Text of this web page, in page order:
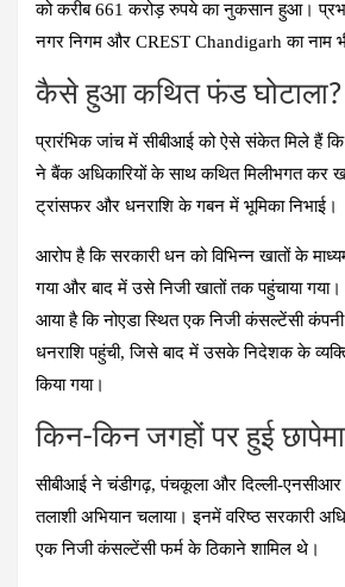
को करीब 661 करोड़ रुपये का नुकसान हुआ।
नगर निगम और CREST Chandigarh का नाम
कैसे हुआ कथित फंड घोटाला?
प्रारंभिक जांच में सीबीआई को ऐसे संकेत मिले हैं कि
ने बैंक अधिकारियों के साथ कथित मिलीभगत कर
ट्रांसफर और धनराशि के गबन में भूमिका निभाई।
आरोप है कि सरकारी धन को विभिन्न खातों के
गया और बाद में उसे निजी खातों तक पहुंचाया
आया है कि नोएडा स्थित एक निजी कंसल्टेंसी
धनराशि पहुंची, जिसे बाद में उसके निदेशक के
किया गया।
किन-किन जगहों पर हुई
सीबीआई ने चंडीगढ़, पंचकूला और दिल्ली-एनसीआर
तलाशी अभियान चलाया। इनमें वरिष्ठ सरकारी
एक निजी कंसल्टेंसी फर्म के ठिकाने शामिल थे।